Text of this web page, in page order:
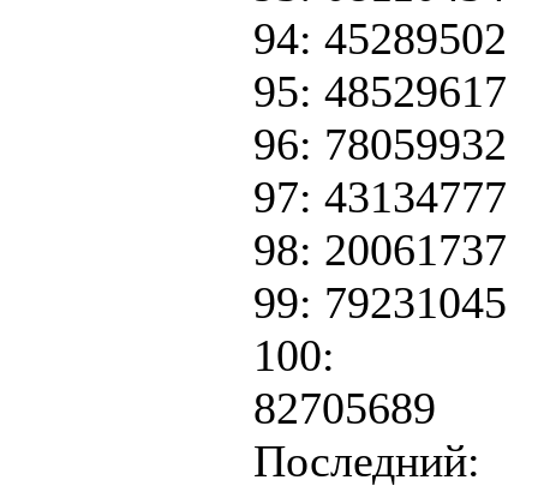
94: 45289502
95: 48529617
96: 78059932
97: 43134777
98: 20061737
99: 79231045
100:
82705689
Последний: